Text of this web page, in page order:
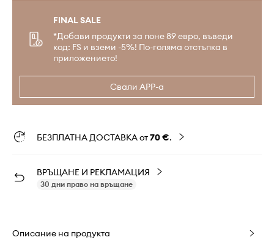
FINAL SALE
*Добави продукти за поне 89 евро, въведи
код: FS и вземи -5%! По-голяма отстъпка в
приложението!
Свали APP-а
БЕЗПЛАТНА ДОСТАВКА от70 €.
ВРЪЩАНЕ И РЕКЛАМАЦИЯ
30 дни право на връщане
Описание на продукта